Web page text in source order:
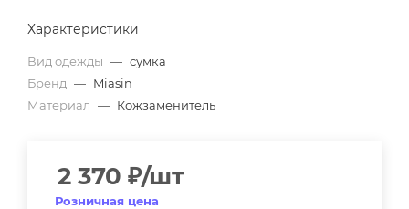
Характеристики
Вид одежды — сумка
Бренд — Miasin
Материал — Кожзаменитель
2 370 ₽/шт
Розничная цена